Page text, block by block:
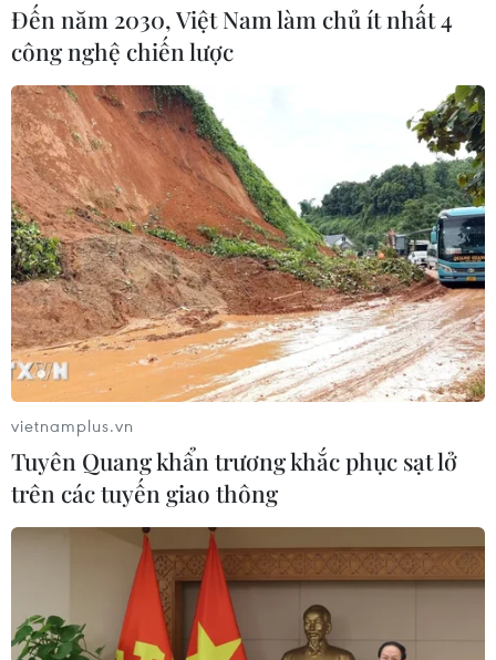
TIN CÙNG CHUYÊN MỤC
Tiêu chí mới phân loại doanh nghiệp
để thực hiện cơ cấu lại vốn nhà nước
06/08/2026 15:08
Meta tung công cụ AI lập trình tự
động cho nhà phát triển
06/08/2026 06:40
Doanh thu AI của Microsoft phụ
thuộc phần lớn vào đối tác OpenAI
06/08/2026 06:31
Tây Ninh: Tạo điều kiện hình thành
doanh nghiệp công nghệ chiến lược
06/08/2026 04:45
Đến năm 2030, Việt Nam làm chủ ít nhất 4
công nghệ chiến lược
vietnamplus.vn
Tuyên Quang khẩn trương khắc phục sạt lở
trên các tuyến giao thông